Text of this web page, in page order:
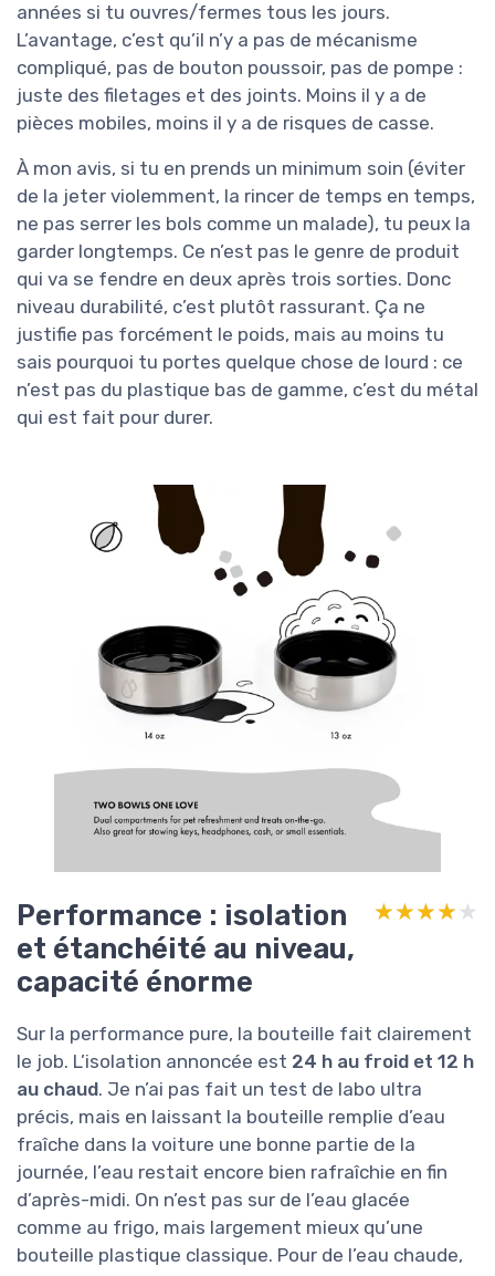
années si tu ouvres/fermes tous les jours.
L’avantage, c’est qu’il n’y a pas de mécanisme
compliqué, pas de bouton poussoir, pas de pompe :
juste des filetages et des joints. Moins il y a de
pièces mobiles, moins il y a de risques de casse.
À mon avis, si tu en prends un minimum soin (éviter
de la jeter violemment, la rincer de temps en temps,
ne pas serrer les bols comme un malade), tu peux la
garder longtemps. Ce n’est pas le genre de produit
qui va se fendre en deux après trois sorties. Donc
niveau durabilité, c’est plutôt rassurant. Ça ne
justifie pas forcément le poids, mais au moins tu
sais pourquoi tu portes quelque chose de lourd : ce
n’est pas du plastique bas de gamme, c’est du métal
qui est fait pour durer.
Performance : isolation
et étanchéité au niveau,
capacité énorme
★★★★★
★★★★★
Sur la performance pure, la bouteille fait clairement
le job. L’isolation annoncée est 24 h au froid et 12 h
au chaud. Je n’ai pas fait un test de labo ultra
précis, mais en laissant la bouteille remplie d’eau
fraîche dans la voiture une bonne partie de la
journée, l’eau restait encore bien rafraîchie en fin
d’après-midi. On n’est pas sur de l’eau glacée
comme au frigo, mais largement mieux qu’une
bouteille plastique classique. Pour de l’eau chaude,